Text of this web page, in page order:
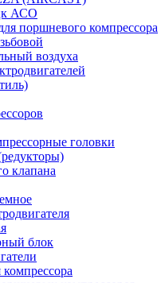
АСО
поршневого компрессора
воздуха
головки
клапана
блок